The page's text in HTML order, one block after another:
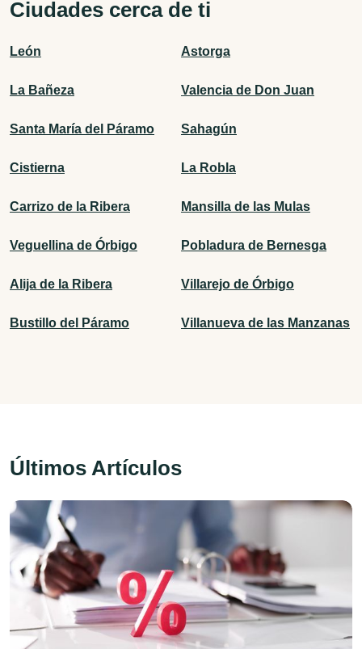
Ciudades cerca de ti
León Astorga
La Bañeza Valencia de Don Juan
Santa María del Páramo Sahagún
Cistierna La Robla
Carrizo de la Ribera Mansilla de las Mulas
Veguellina de Órbigo Pobladura de Bernesga
Alija de la Ribera Villarejo de Órbigo
Bustillo del Páramo Villanueva de las Manzanas
Últimos Artículos